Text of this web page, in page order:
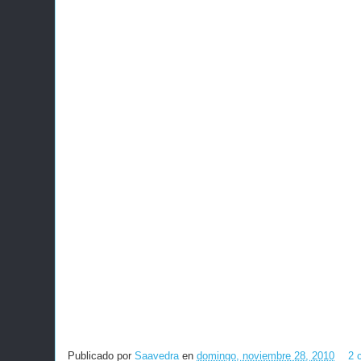
Publicado por Saavedra en domingo, noviembre 28, 2010
2